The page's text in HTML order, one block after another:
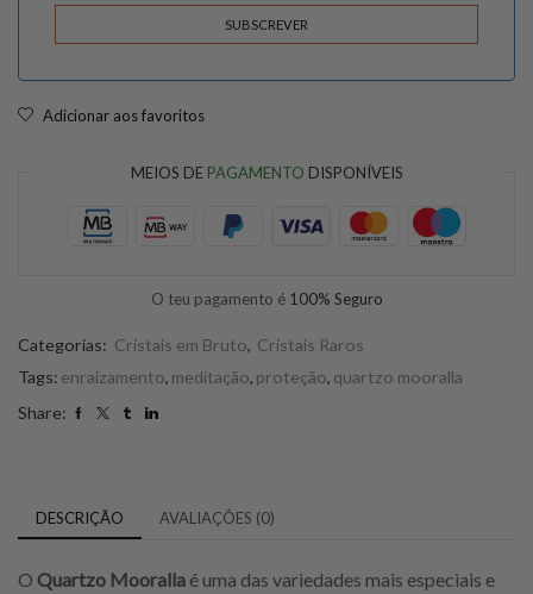
Adicionar aos favoritos
MEIOS DE PAGAMENTO DISPONÍVEIS
O teu pagamento é 100% Seguro
Categorias: Cristais em Bruto, Cristais Raros
Tags: enraizamento, meditação, proteção, quartzo mooralla
Share:
DESCRIÇÃO AVALIAÇÕES (0)
O Quartzo Mooralla é uma das variedades mais especiais e